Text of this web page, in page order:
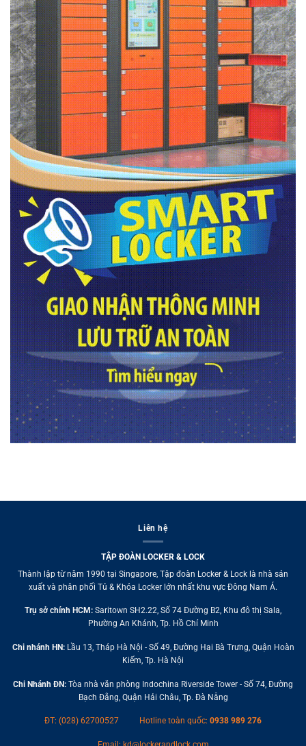
Liên hệ
TẬP ĐOÀN LOCKER & LOCK
Thành lập từ năm 1990 tại Singapore, Tập đoàn Locker & Lock là nhà sản
xuất và phân phối Tủ & Khóa Locker lớn nhất khu vực Đông Nam Á.
Trụ sở chính HCM: Saritown SH2.22, Số 74 Đường B2, Khu đô thị Sala,
Phường An Khánh, Tp. Hồ Chí Minh
Chi nhánh HN:Lầu 13, Tháp Hà Nội - Số 49, Đường Hai Bà Trưng, Quận Hoàn
Kiếm, Tp. Hà Nội
Chi Nhánh ĐN: Tòa nhà văn phòng Indochina Riverside Tower - Số 74, Đường
Bạch Đằng, Quận Hải Châu, Tp. Đà Nẵng
ĐT: (028) 62700527 Hotline toàn quốc: 0938 989 276